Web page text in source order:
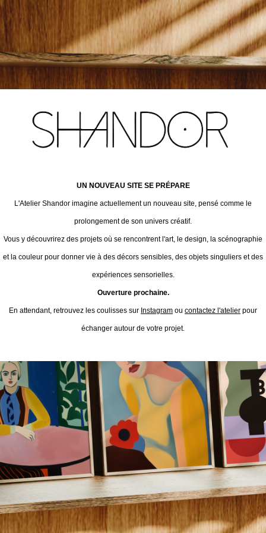
UN NOUVEAU SITE SE PRÉPARE
L'Atelier Shandor imagine actuellement un nouveau site, pensé comme le
prolongement de son univers créatif.
Vous y découvrirez des projets où se rencontrent l'art, le design, la scénographie
et la couleur pour donner vie à des décors sensibles, des objets singuliers et des
expériences sensorielles.
Ouverture prochaine.
En attendant, retrouvez les coulisses sur Instagram ou contactez l'atelier pour
échanger autour de votre projet.